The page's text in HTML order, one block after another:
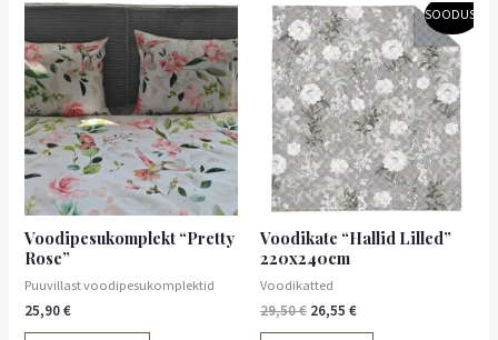
Voodipesukomplekt “Pretty
Rose”
Puuvillast voodipesukomplektid
25,90€
SOODUS!
Voodikate “Hallid Lilled”
220x240cm
Voodikatted
29,50€
Algne
hind
oli:
29,50 €.
26,55 €
Praegune
hind
on:
26,55 €.